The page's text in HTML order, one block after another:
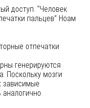
доступ. “Человек
пальцев” Ноам
отпечатки
генерируются
Поскольку мозги
зависимые